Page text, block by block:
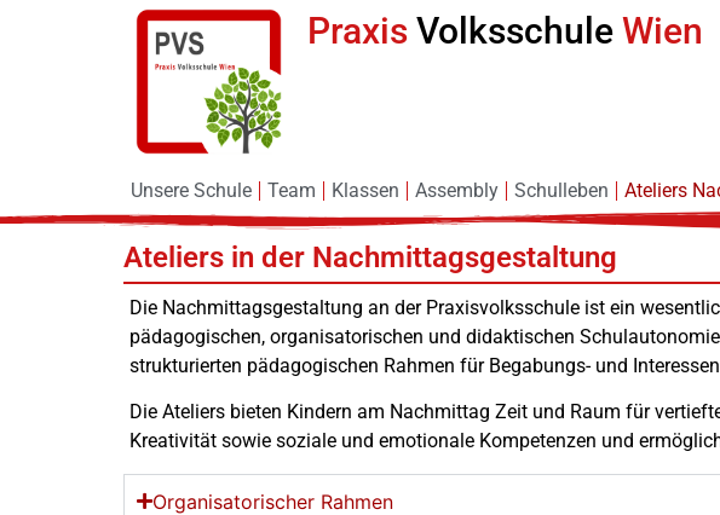
Praxis VolksschuleWien
Unsere Schule Team Klassen Assembly Schulleben Ateliers
Ateliers in der Nachmittagsgestaltung
Die Nachmittagsgestaltung an der Praxisvolksschule ist ein
pädagogischen, organisatorischen und didaktischen
strukturierten pädagogischen Rahmen für Begabungs- und
Die Ateliers bieten Kindern am Nachmittag Zeit und Raum für
Kreativität sowie soziale und emotionale Kompetenzen und
Organisatorischer Rahmen